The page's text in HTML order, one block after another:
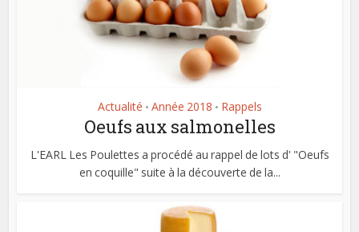
Actualité • Année 2018 • Rappels
Oeufs aux salmonelles
L'EARL Les Poulettes a procédé au rappel de lots d' "Oeufs
en coquille" suite à la découverte de la...